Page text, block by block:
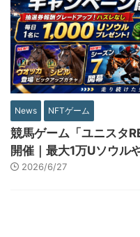
News NFTゲーム
競馬ゲーム「ユニスタ
開催｜最大1万Uソウル
2026/6/27